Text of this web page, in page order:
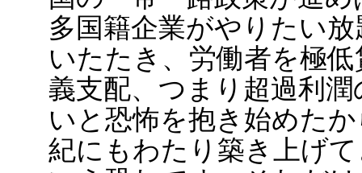
多国籍企業がやりたい
いたたき、労働者を極
義支配、つまり超過利
いと恐怖を抱き始めた
紀にもわたり築き上げ